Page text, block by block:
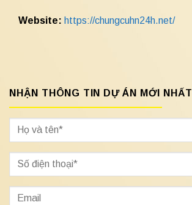
Website: https://chungcuhn24h.net/
NHẬN THÔNG TIN DỰ ÁN MỚI NHẤT